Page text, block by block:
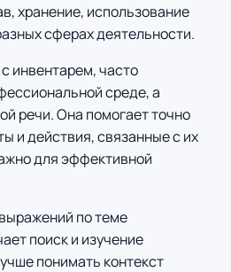
хранение, использование
сферах деятельности.
инвентарем, часто
среде, а
речи. Она помогает точно
и действия, связанные с их
для эффективной
по теме
поиск и изучение
понимать контекст